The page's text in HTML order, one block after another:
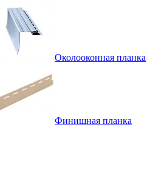
Околооконная планка
Финишная планка